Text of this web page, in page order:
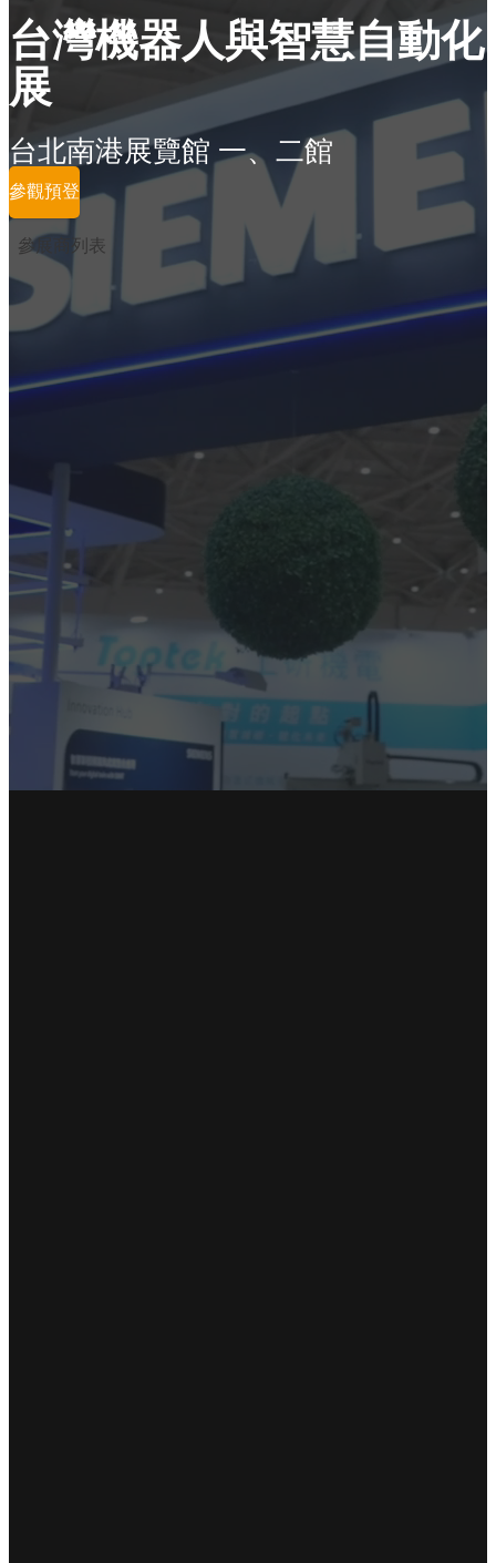
台灣機器人與智慧自動化
展
台北南港展覽館 一、二館
參觀預登
參展商列表